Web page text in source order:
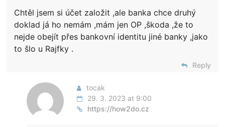
Chtěl jsem si účet založit ,ale banka chce druhý
doklad já ho nemám ,mám jen OP ,škoda ,že to
nejde obejít přes bankovní identitu jiné banky ,jako
to šlo u Rajfky .
Reply
tocak
29. 3. 2023 at 9:00
https://how2do.cz